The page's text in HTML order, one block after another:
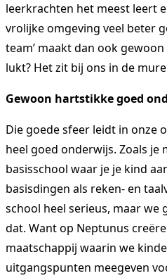
leerkrachten het meest leert
vrolijke omgeving veel beter
team’ maakt dan ook
lukt? Het zit bij ons in de
Gewoon hartstikke goed
Die goede sfeer leidt in onze
heel goed onderwijs. Zoals je
basisschool waar je je kind
basisdingen als reken- en
school heel serieus, maar we
dat. Want op Neptunus
maatschappij waarin we
uitgangspunten meegeven